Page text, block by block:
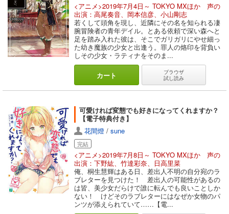
<アニメ>2019年7月4日～ TOKYO MXほか 声の
出演：高尾奏音、岡本信彦、小山剛志
若くして頭角を現し、近隣にその名を知られる凄
腕冒険者の青年デイル。とある依頼で深い森へと
足を踏み入れた彼は、そこでガリガリにやせ細っ
た幼き魔族の少女と出逢う。罪人の烙印を背負い
しその少女・ラティナをそのま...
カート
ブラウザ
試し読み
可愛ければ変態でも好きになってくれますか？
【電子特典付き】
花間燈 / sune
完結
<アニメ>2019年7月8日～ TOKYO MXほか 声の
出演：下野紘、竹達彩奈、日高里菜
俺、桐生慧輝はある日、差出人不明の自分宛のラ
ブレターを見つけた！ 差出人の可能性があるの
は皆、美少女だらけで誰に転んでも良いことしか
ない！ けどそのラブレターにはなぜか女物のパ
ンツが添えられていて……【電...